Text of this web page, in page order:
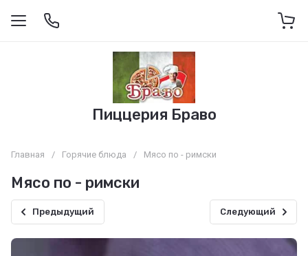
Пиццерия Браво
Главная / Горячие блюда / Мясо по - римски
Мясо по - римски
Предыдущий Следующий